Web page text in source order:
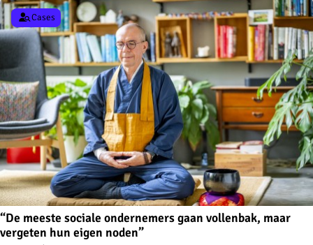
“De meeste sociale ondernemers gaan vollenbak, maar
vergeten hun eigen noden”
Cases